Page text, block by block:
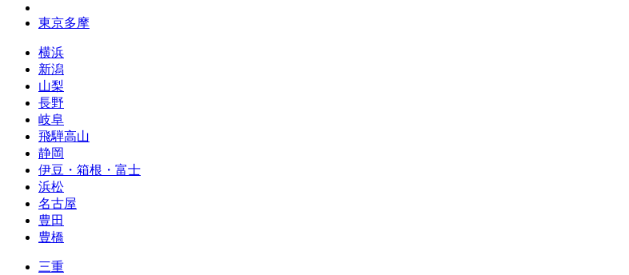
東京多摩
横浜
新潟
山梨
長野
岐阜
飛騨高山
静岡
伊豆・箱根・富士
浜松
名古屋
豊田
豊橋
三重